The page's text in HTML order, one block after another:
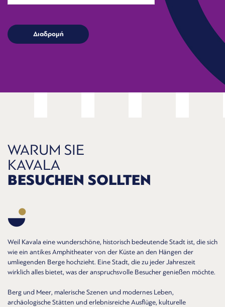
WARUM SIE
KAVALA
BESUCHEN SOLLTEN
Weil Kavala eine wunderschöne, historisch bedeutende Stadt ist, die sich
wie ein antikes Amphitheater von der Küste an den Hängen der
umliegenden Berge hochzieht. Eine Stadt, die zu jeder Jahreszeit
wirklich alles bietet, was der anspruchsvolle Besucher genießen möchte.
Berg und Meer, malerische Szenen und modernes Leben,
archäologische Stätten und erlebnisreiche Ausflüge, kulturelle